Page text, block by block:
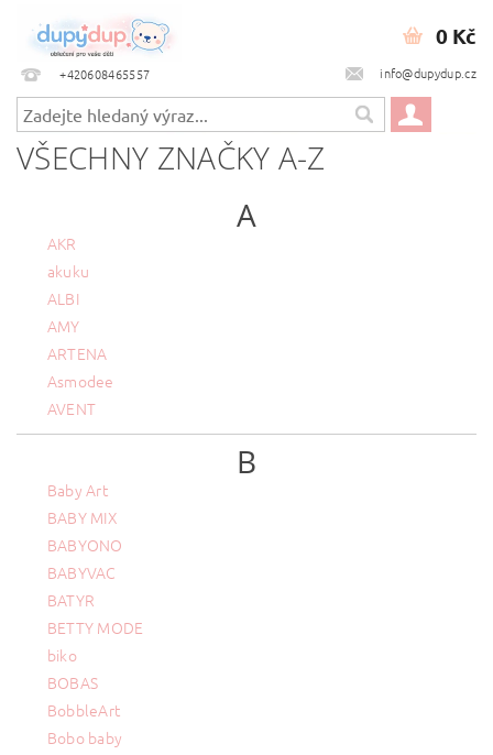
+420608465557 info@dupydup.cz
0 Kč
VŠECHNY ZNAČKY A-Z
A
AKR
akuku
ALBI
AMY
ARTENA
Asmodee
AVENT
B
Baby Art
BABY MIX
BABYONO
BABYVAC
BATYR
BETTY MODE
biko
BOBAS
BobbleArt
Bobo baby